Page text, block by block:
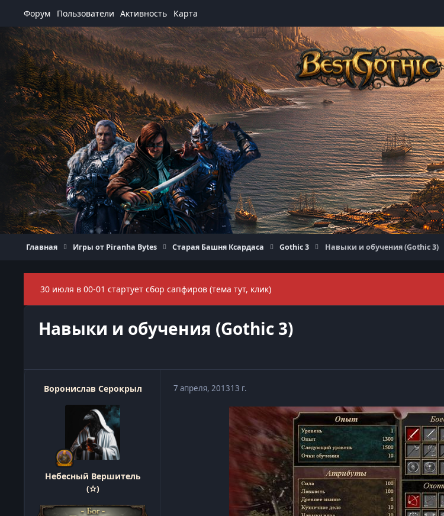
Форум Пользователи Активность Карта
Главная Игры от Piranha Bytes Старая Башня Ксардаса Gothic 3 Навыки и обучения (Gothic 3)
30 июля в 00-01 стартует сбор сапфиров (тема тут, клик)
Навыки и обучения (Gothic 3)
Воронислав Серокрыл
Небесный Вершитель
(✫)
7 апреля, 201313 г.